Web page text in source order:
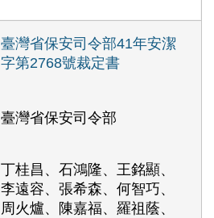
臺灣省保安司令部41年安潔
字第2768號裁定書
臺灣省保安司令部
丁桂昌、石鴻隆、王銘顯、
李遠容、張希森、何智巧、
周火爐、陳嘉福、羅祖蔭、